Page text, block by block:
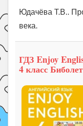
Юдачёва Т.В..
века.
ГДЗ Enjoy
4 класс